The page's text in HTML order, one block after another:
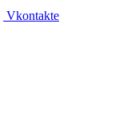
Vkontakte